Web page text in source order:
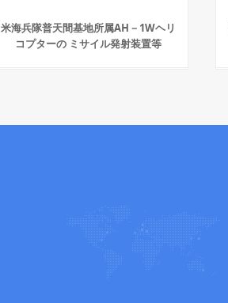
米海兵隊普天間基地所属AH－1Wヘリ
コプターの ミサイル発射装置等